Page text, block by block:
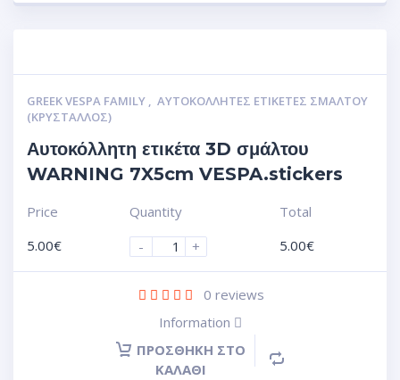
GREEK VESPA FAMILY , ΑΥΤΟΚΌΛΛΗΤΕΣ ΕΤΙΚΈΤΕΣ ΣΜΆΛΤΟΥ
(ΚΡΥΣΤΑΛΛΟΣ)
Αυτοκόλλητη ετικέτα 3D σμάλτου
WARNING 7X5cm VESPA.stickers
Price
5.00€
Quantity
-
+
Total
5.00€
0 reviews
Information
ΠΡΟΣΘΉΚΗ ΣΤΟ
ΚΑΛΆΘΙ